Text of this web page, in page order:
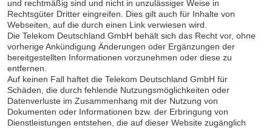
und rechtmäßig sind und nicht in unzulässiger Weise in
Rechtsgüter Dritter eingreifen. Dies gilt auch für Inhalte von
Webseiten, auf die durch einen Link verwiesen wird.
Die Telekom Deutschland GmbH behält sich das Recht vor, ohne
vorherige Ankündigung Änderungen oder Ergänzungen der
bereitgestellten Informationen vorzunehmen oder diese zu
entfernen.
Auf keinen Fall haftet die Telekom Deutschland GmbH für
Schäden, die durch fehlende Nutzungsmöglichkeiten oder
Datenverluste im Zusammenhang mit der Nutzung von
Dokumenten oder Informationen bzw. der Erbringung von
Dienstleistungen entstehen, die auf dieser Website zugänglich